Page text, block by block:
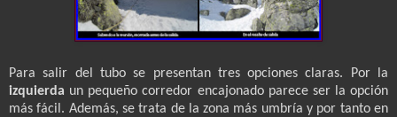
Para salir del tubo se presentan tres opciones claras. Por la
izquierda un pequeño corredor encajonado parece ser la opción
más fácil. Además, se trata de la zona más umbría y por tanto en